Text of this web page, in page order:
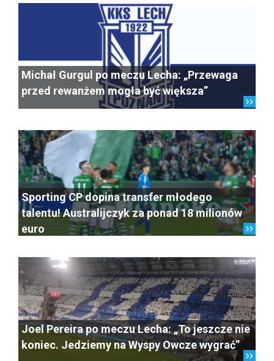
Michał Gurgul po meczu Lecha: „Przewaga
przed rewanżem mogła być większa”
Sporting CP dopina transfer młodego
talentu! Australijczyk za ponad 18 milionów
euro
Joel Pereira po meczu Lecha: „To jeszcze nie
koniec. Jedziemy na Wyspy Owcze wygrać”